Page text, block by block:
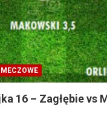
16 – Zagłębie vs